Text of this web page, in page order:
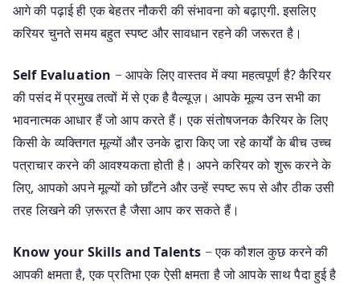
आगे की पढ़ाई ही एक बेहतर नौकरी की संभावना को बढ़ाएगी. इसलिए
करियर चुनते समय बहुत स्पष्ट और सावधान रहने की जरूरत है।
Self Evaluation − आपके लिए वास्तव में क्या महत्वपूर्ण है? कैरियर
की पसंद में प्रमुख तत्वों में से एक है वैल्यूज़। आपके मूल्य उन सभी का
भावनात्मक आधार हैं जो आप करते हैं। एक संतोषजनक कैरियर के लिए
किसी के व्यक्तिगत मूल्यों और उनके द्वारा किए जा रहे कार्यों के बीच उच्च
पत्राचार करने की आवश्यकता होती है। अपने करियर को शुरू करने के
लिए, आपको अपने मूल्यों को छाँटने और उन्हें स्पष्ट रूप से और ठीक उसी
तरह लिखने की ज़रूरत है जैसा आप कर सकते हैं।
Know your Skills and Talents − एक कौशल कुछ करने की
आपकी क्षमता है, एक प्रतिभा एक ऐसी क्षमता है जो आपके साथ पैदा हुई है